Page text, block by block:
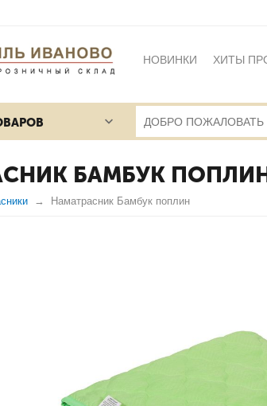
НОВИНКИ ХИТЫ
ПУБЛИЧНАЯ ОФЕРТА
БАМБУК
Наматрасник Бамбук поплин